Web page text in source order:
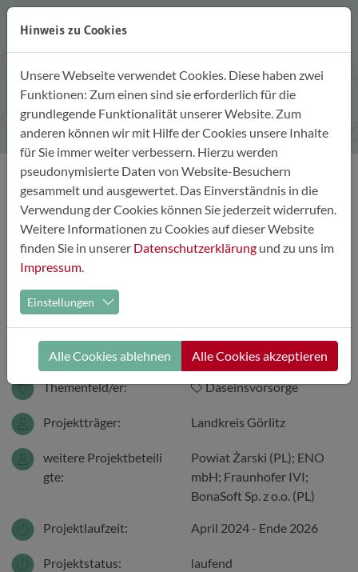
Zum Hauptinhalt springen
Details
CIFAD III – transnationales Einsatz-
und Ressourcenmanagement für den
grenzüberschreitenden
Katastrophenschutz
Ort:
Einwohnerzahl: mehr als 100.000
Themenfeld/er: Daseinsvorsorge
Projektträger: Landkreis Görlitz
weitere Projektbeteili
gte:
Powiat Żarski (PL); ENO
mbH; Fraunhofer IVI;
BonaSoft Sp. z o.o. (PL)
Projektlaufzeit: April 2024 - Ende 2026
Projektstatus: laufend
Hinweis zu Cookies
Unsere Webseite verwendet Cookies. Diese haben zwei
Funktionen: Zum einen sind sie erforderlich für die
grundlegende Funktionalität unserer Website. Zum
anderen können wir mit Hilfe der Cookies unsere Inhalte
für Sie immer weiter verbessern. Hierzu werden
pseudonymisierte Daten von Website-Besuchern
gesammelt und ausgewertet. Das Einverständnis in die
Verwendung der Cookies können Sie jederzeit widerrufen.
Weitere Informationen zu Cookies auf dieser Website
finden Sie in unserer Datenschutzerklärung und zu uns im
Impressum.
Einstellungen
Alle Cookies ablehnen Alle Cookies akzeptieren